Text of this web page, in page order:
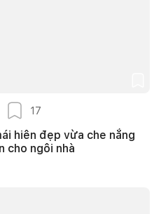
17
hiên đẹp vừa che nắng
cho ngôi nhà